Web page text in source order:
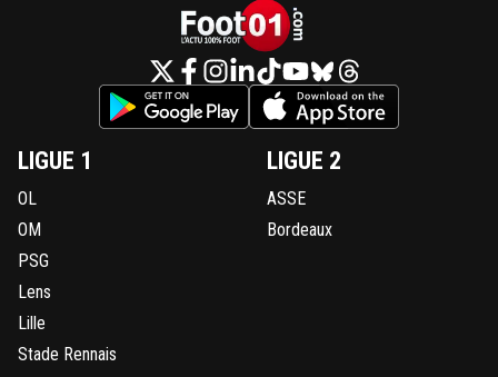
LIGUE 1
OL
OM
PSG
Lens
Lille
Stade Rennais
LIGUE 2
ASSE
Bordeaux